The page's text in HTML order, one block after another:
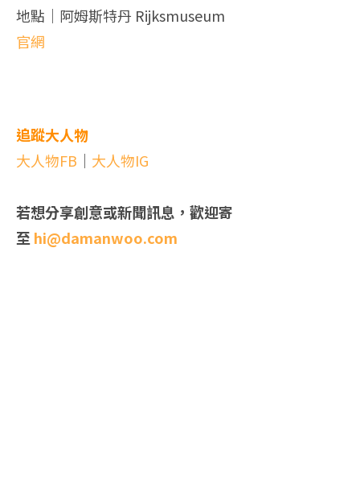
地點｜阿姆斯特丹 Rijksmuseum
官網
追蹤大人物
大人物FB ｜ 大人物IG
若想分享創意或新聞訊息，歡迎寄
至 hi@damanwoo.com